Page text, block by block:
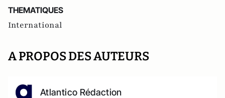
THEMATIQUES
International
A PROPOS DES AUTEURS
Atlantico Rédaction